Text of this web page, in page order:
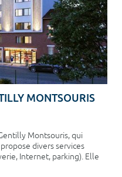
MONTSOURIS
Montsouris, qui
divers services
Internet, parking). Elle